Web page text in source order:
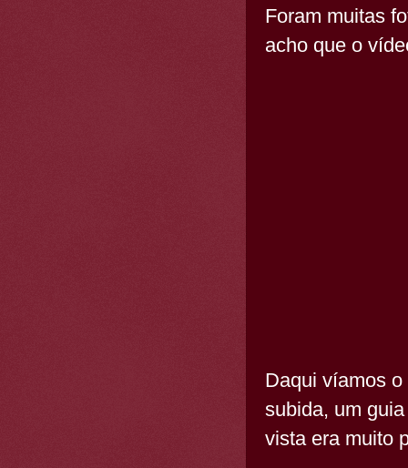
Foram muitas
acho que o
Daqui víamos
subida, um
vista era muito